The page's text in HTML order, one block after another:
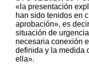
«la presentación
han sido tenidos en
aprobación», es
situación de
necesaria conexión
definida y la medida
ella».